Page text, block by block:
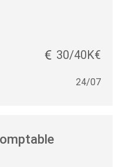
30/40K€
24/07